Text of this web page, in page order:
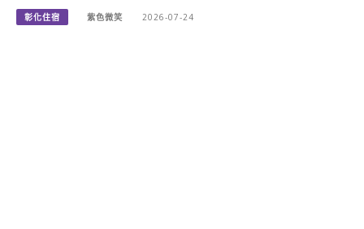
彰化住宿 紫色微笑 2026-07-24